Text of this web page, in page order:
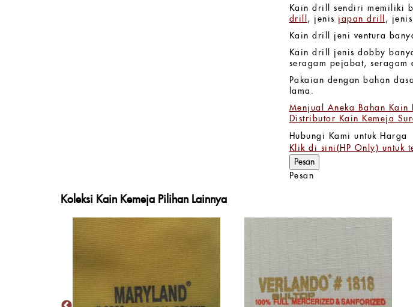
Kain drill sendiri memiliki
drill , jenis japan drill , jenis
Kain drill jeni ventura
Kain drill jenis dobby
seragam pejabat,
Pakaian dengan bahan
lama.
Menjual Aneka Bahan
Distributor Kain Kemeja
Hubungi Kami untuk Harga
Klik di sini(HP Only) untuk
Pesan
Koleksi Kain Kemeja Pilihan Lainnya